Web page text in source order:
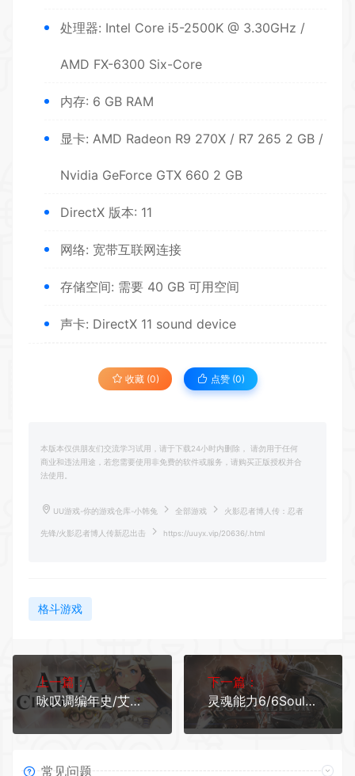
处理器: Intel Core i5-2500K @ 3.30GHz /
AMD FX-6300 Six-Core
内存: 6 GB RAM
显卡: AMD Radeon R9 270X / R7 265 2 GB /
Nvidia GeForce GTX 660 2 GB
DirectX 版本: 11
网络: 宽带互联网连接
存储空间: 需要 40 GB 可用空间
声卡: DirectX 11 sound device
收藏 (0) 点赞 (0)
本版本仅供朋友们交流学习试用，请于下载24小时内删除， 请勿用于任何
商业和违法用途，若您需要使用非免费的软件或服务，请购买正版授权并合
法使用。
UU游戏-你的游戏仓库-小韩兔 全部游戏 火影忍者博人传：忍者
先锋/火影忍者博人传新忍出击 https://uuyx.vip/20636/.html
格斗游戏
上一篇：
咏叹调编年史/艾莉亚编年史（豪华版-V1.2.0.0-新DLC-亚马逊+全DLC）
下一篇：
灵魂能力6/6SoulCalibur 6（v2.31.01）
常见问题